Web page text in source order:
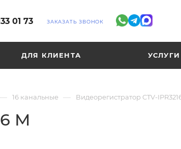
01 73 ЗАКАЗАТЬ ЗВОНОК
ДЛЯ КЛИЕНТА УСЛУГИ
— 16 канальные — Видеорегистратор CTV-
M